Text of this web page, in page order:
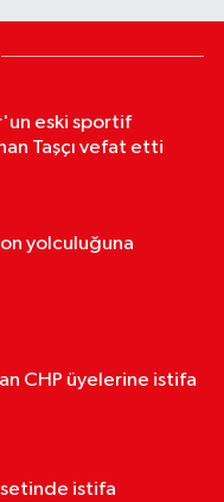
eski sportif
Taşçı vefat etti
yolculuğuna
CHP üyelerine istifa
istifa